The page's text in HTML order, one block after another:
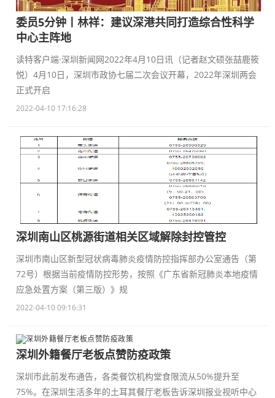
​委员5分钟丨林祥：建议深港共同打造综合性科学
中心主阵地
读特客户端·深圳新闻网2022年4月10日讯（记者赵文硕张喆鹿筱
悦）4月10日，深圳市政协七届二次会议开幕，2022年深圳两会
正式开启
2022-04-10 17:16:28
深圳南山区桃源街道相关区域解除封控管控
深圳市南山区新型冠状病毒肺炎疫情防控指挥部办公室通告（第
72号）根据当前疫情防控形势，按照《广东省新冠肺炎本地疫情
应急处置方案（第三版）》规
2022-04-10 09:16:31
深圳外籍餐厅老板点赞防疫政策
深圳市此前发布通告，各类餐饮机构堂食限流从50%提升至
75%。在深圳生活多年的土耳其餐厅老板告诉深圳报业视听中心